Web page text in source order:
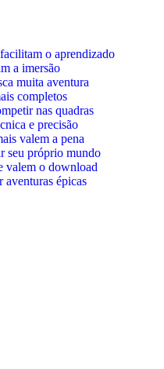
o aprendizado
a imersão
muita aventura
completos
nas quadras
e precisão
valem a pena
seu próprio mundo
valem o download
aventuras épicas